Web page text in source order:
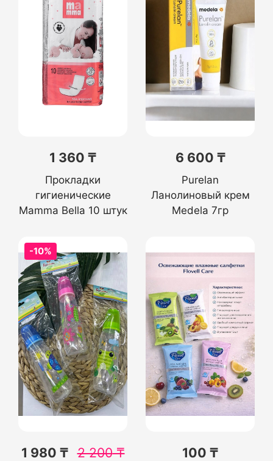
1 360 ₸
Прокладки
гигиенические
Mamma Bella 10 штук
6 600 ₸
Purelan
Ланолиновый крем
Medela 7гр
-10%
1 980 ₸ 2 200₸ 100 ₸